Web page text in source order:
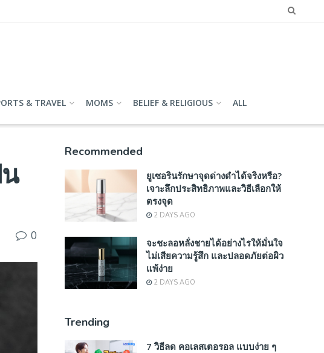
& TRAVEL MOMS BELIEF & RELIGIOUS ALL
0
Recommended
ยูเซอรินรักษาจุดด่างดำได้จริงหรือ?
เจาะลึกประสิทธิภาพและวิธีเลือกให้
ตรงจุด
2 DAYS AGO
จะชะลอหลั่งชายได้อย่างไรให้มั่นใจ
ไม่เสียความรู้สึก และปลอดภัยต่อผิว
แพ้ง่าย
2 DAYS AGO
Trending
7 วิธีลด คอเลสเตอรอล แบบง่าย ๆ